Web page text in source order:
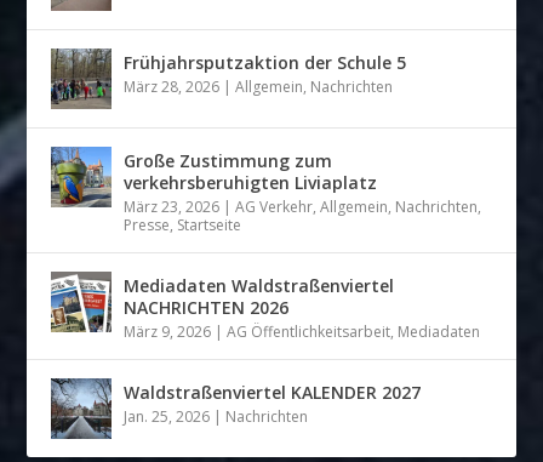
Frühjahrsputzaktion der Schule 5
März 28, 2026 |Allgemein, Nachrichten
Große Zustimmung zum
verkehrsberuhigten Liviaplatz
März 23, 2026 |AG Verkehr,Allgemein, Nachrichten,
Presse, Startseite
Mediadaten Waldstraßenviertel
NACHRICHTEN 2026
März 9, 2026 |AG Öffentlichkeitsarbeit, Mediadaten
Waldstraßenviertel KALENDER 2027
Jan. 25, 2026 | Nachrichten